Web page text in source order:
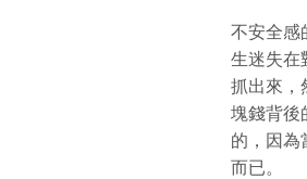
不安全感
生迷失在
抓出來，
塊錢背後
的，因為
而已。